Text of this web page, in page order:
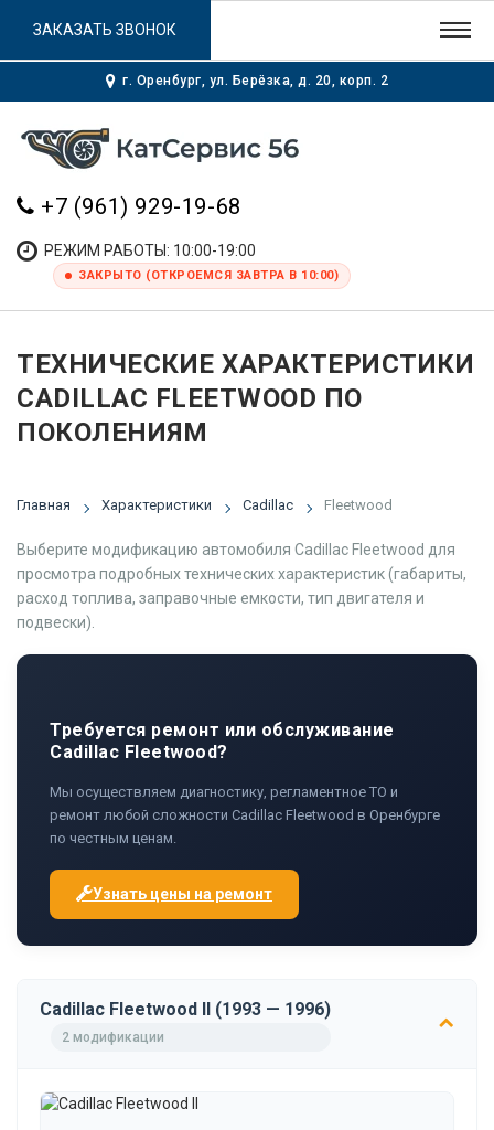
г. Оренбург, ул. Берёзка, д. 20, корп. 2
+7 (961) 929-19-68
РЕЖИМ РАБОТЫ: 10:00-19:00
ЗАКРЫТО (ОТКРОЕМСЯ ЗАВТРА В 10:00)
ЗАКАЗАТЬ ЗВОНОК
ТЕХНИЧЕСКИЕ ХАРАКТЕРИСТИКИ
CADILLAC FLEETWOOD ПО
ПОКОЛЕНИЯМ
Главная Характеристики Cadillac Fleetwood
Выберите модификацию автомобиля Cadillac Fleetwood для
просмотра подробных технических характеристик (габариты,
расход топлива, заправочные емкости, тип двигателя и
подвески).
Требуется ремонт или обслуживание
Cadillac Fleetwood?
Мы осуществляем диагностику, регламентное ТО и
ремонт любой сложности Cadillac Fleetwood в Оренбурге
по честным ценам.
Узнать цены на ремонт
Cadillac Fleetwood II (1993 — 1996)
2 модификации